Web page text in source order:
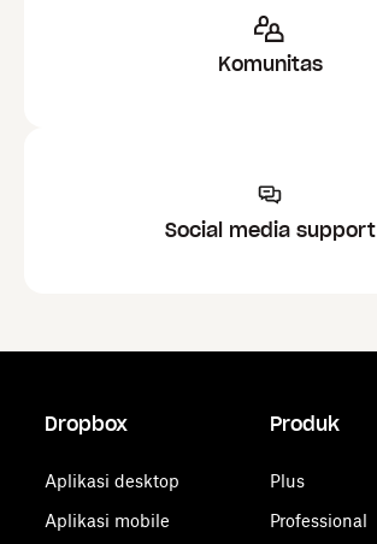
Komunitas
Social media support
Dropbox
Aplikasi desktop
Aplikasi mobile
Produk
Plus
Professional